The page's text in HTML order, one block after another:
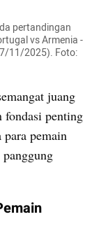
pertandingan
vs Armenia -
11/2025). Foto:
juang
fondasi penting
pemain